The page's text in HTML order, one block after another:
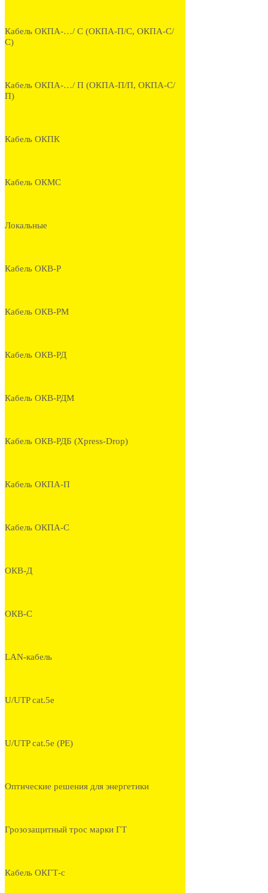
Кабель ОКПА-…/ С (ОКПА-П/С, ОКПА-С/
С)
Кабель ОКПА-…/ П (ОКПА-П/П, ОКПА-С/
П)
Кабель ОКПК
Кабель ОКМС
Локальные
Кабель ОКВ-Р
Кабель ОКВ-РМ
Кабель ОКВ-РД
Кабель ОКВ-РДМ
Кабель ОКВ-РДБ (Xpress-Drop)
Кабель ОКПА-П
Кабель ОКПА-С
ОКВ-Д
ОКВ-С
LAN-кабель
U/UTP cat.5e
U/UTP cat.5e (PE)
Оптические решения для энергетики
Грозозащитный трос марки ГТ
Кабель ОКГТ-с